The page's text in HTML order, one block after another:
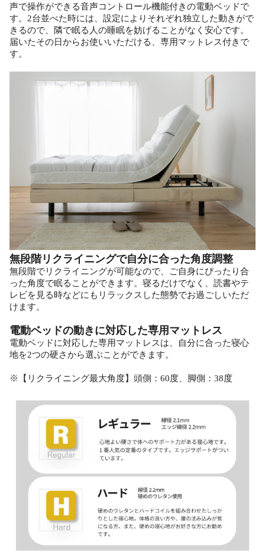
声で操作ができる音声コントロール機能付きの電動ベッドで
す。2台並べた時には、設定によりそれぞれ独立した動きがで
きるので、隣で眠る人の睡眠を妨げることがなく安心です。
届いたその日からお使いいただける、専用マットレス付きで
す。
無段階リクライニングで自分に合った角度調整
無段階でリクライニングが可能なので、ご自身にぴったり合
った角度で眠ることができます。寝るだけでなく、読書やテ
レビを見る時などにもリラックスした態勢でお過ごしいただ
けます。
電動ベッドの動きに対応した専用マットレス
電動ベッドに対応した専用マットレスは、自分に合った寝心
地を2つの硬さから選ぶことができます。
※【リクライニング最大角度】頭側：60度、脚側：38度